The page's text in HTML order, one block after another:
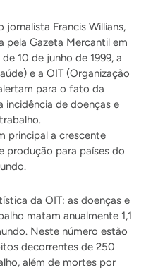
Francis Willians,
pela Gazeta Mercantil em
10 de junho de 1999, a
e a OIT (Organização
para o fato da
incidência de doenças e
principal a crescente
produção para países do
da OIT: as doenças e
matam anualmente 1,1
Neste número estão
decorrentes de 250
além de mortes por